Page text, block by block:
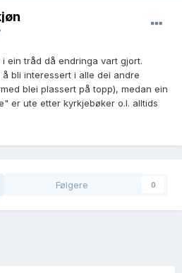
ein tråd då endringa vart gjort.
bli interessert i alle dei andre
blei plassert på topp), medan ein
er ute etter kyrkjebøker o.l. alltids
Følgere 0